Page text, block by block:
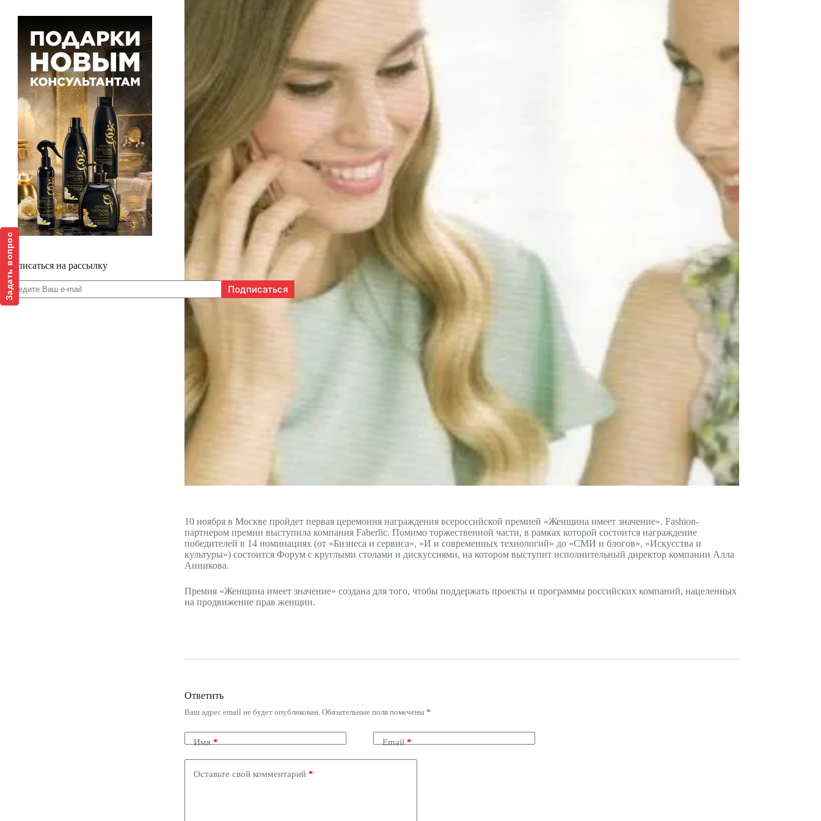
10 ноября в Москве пройдет первая церемония награждения всероссийской премией «Женщина имеет значение». Fashion-
партнером премии выступила компания Faberlic. Помимо торжественной части, в рамках которой состоится награждение
победителей в 14 номинациях (от «Бизнеса и сервиса», «И и современных технологий» до «СМИ и блогов», «Искусства и
культуры») состоится Форум с круглыми столами и дискуссиями, на котором выступит исполнительный директор компании Алла
Анникова.
Премия «Женщина имеет значение» создана для того, чтобы поддержать проекты и программы российских компаний, нацеленных
на продвижение прав женщин.
Ответить
Ваш адрес email не будет опубликован. Обязательные поля помечены*
Имя* Email*
Оставьте свой комментарий *
Подписаться на рассылку
Задать вопрос